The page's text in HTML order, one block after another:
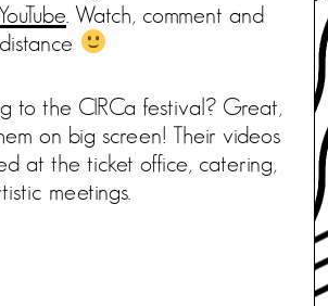
YouTube . Watch, comment and
to the CIRCa festival? Great,
on big screen! Their videos
at the ticket office, catering,
meetings.